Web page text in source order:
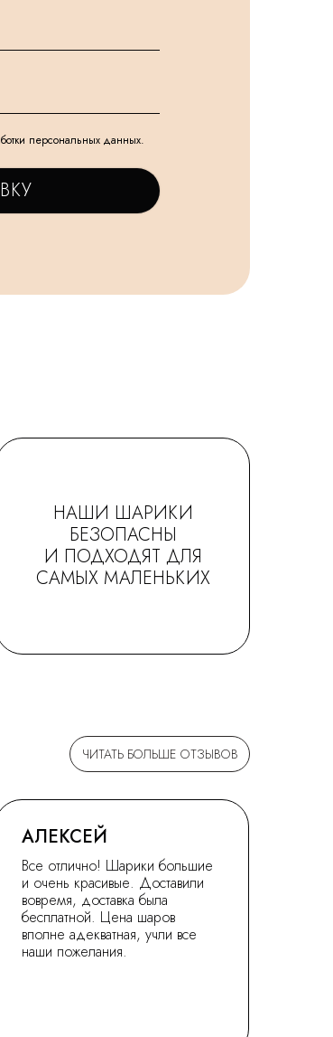
персональных данных.
НАШИ ШАРИКИ
БЕЗОПАСНЫ
И ПОДХОДЯТ ДЛЯ
САМЫХ МАЛЕНЬКИХ
ЧИТАТЬ БОЛЬШЕ ОТЗЫВОВ
АЛЕКСЕЙ
Все отлично! Шарики большие
и очень красивые. Доставили
вовремя, доставка была
бесплатной. Цена шаров
вполне адекватная, учли все
наши пожелания.